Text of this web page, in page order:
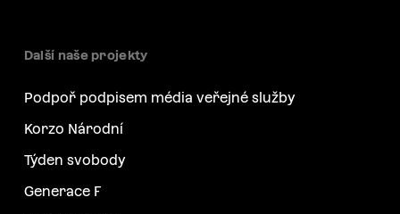
Další naše projekty
Podpoř podpisem média veřejné služby
Korzo Národní
Týden svobody
Generace F